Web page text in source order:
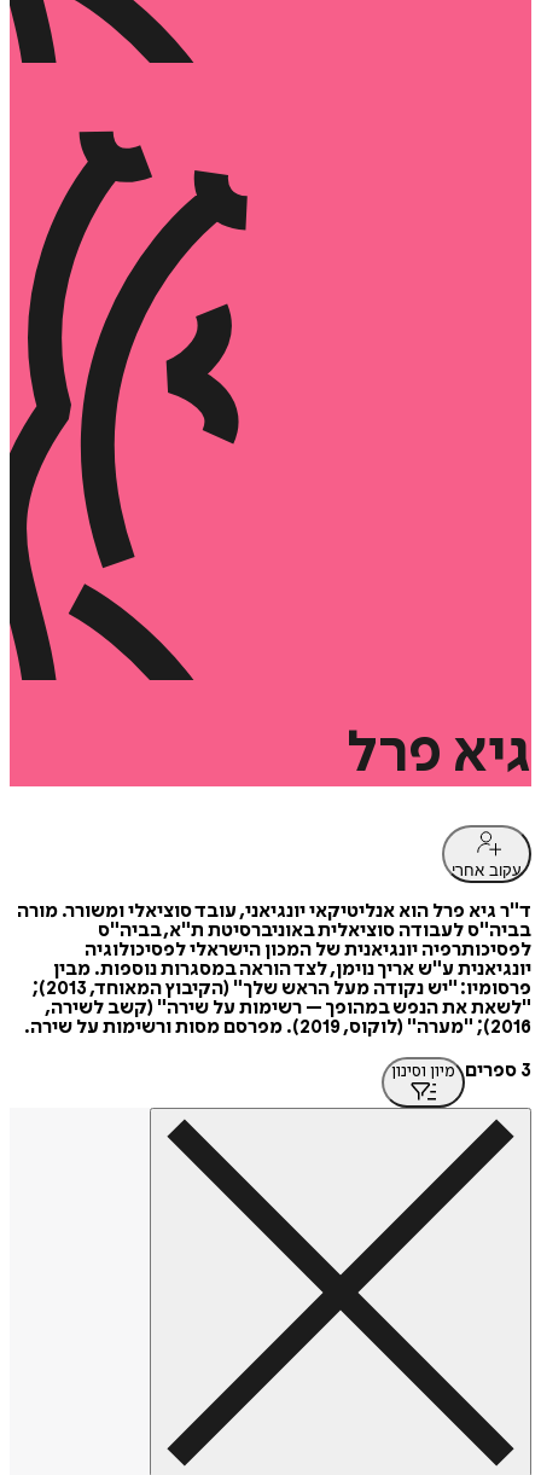
גיא פרל
עקוב אחרי
ד"ר גיא פרל הוא אנליטיקאי יונגיאני, עובד סוציאלי ומשורר. מורה
בביה"ס לעבודה סוציאלית באוניברסיטת ת"א, בביה"ס
לפסיכותרפיה יונגיאנית של המכון הישראלי לפסיכולוגיה
יונגיאנית ע"ש אריך נוימן, לצד הוראה במסגרות נוספות. מבין
פרסומיו: "יש נקודה מעל הראש שלך" (הקיבוץ המאוחד, 2013);
"לשאת את הנפש במהופך – רשימות על שירה" (קשב לשירה,
2016); "מערה" (לוקוס, 2019). מפרסם מסות ורשימות על שירה.
3 ספרים
מיון וסינון